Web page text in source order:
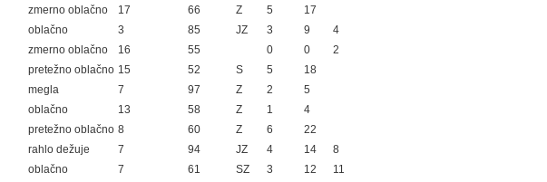
zmerno oblačno 17 66 Z 5
17
oblačno 3 85 JZ 3 9
4
zmerno oblačno 16 55 0 0
2
pretežno oblačno 15 52 S 5
18
megla 7 97 Z 2
5
oblačno 13 58 Z 1
4
pretežno oblačno 8 60 Z 6
22
rahlo dežuje 7 94 JZ 4 14
8
oblačno 7 61 SZ 3 12
11